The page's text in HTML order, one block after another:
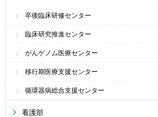
卒後臨床研修センター
臨床研究推進センター
がんゲノム医療センター
移行期医療支援センター
循環器病総合支援センター
看護部